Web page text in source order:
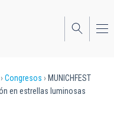
Congresos
MUNICHFEST
en estrellas luminosas